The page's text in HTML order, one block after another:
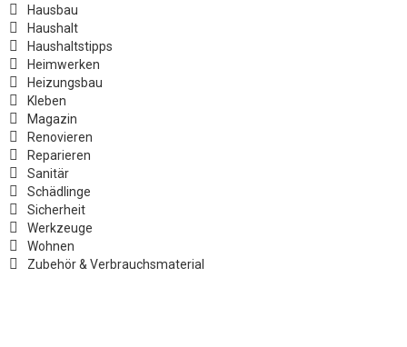
Hausbau
Haushalt
Haushaltstipps
Heimwerken
Heizungsbau
Kleben
Magazin
Renovieren
Reparieren
Sanitär
Schädlinge
Sicherheit
Werkzeuge
Wohnen
Zubehör & Verbrauchsmaterial